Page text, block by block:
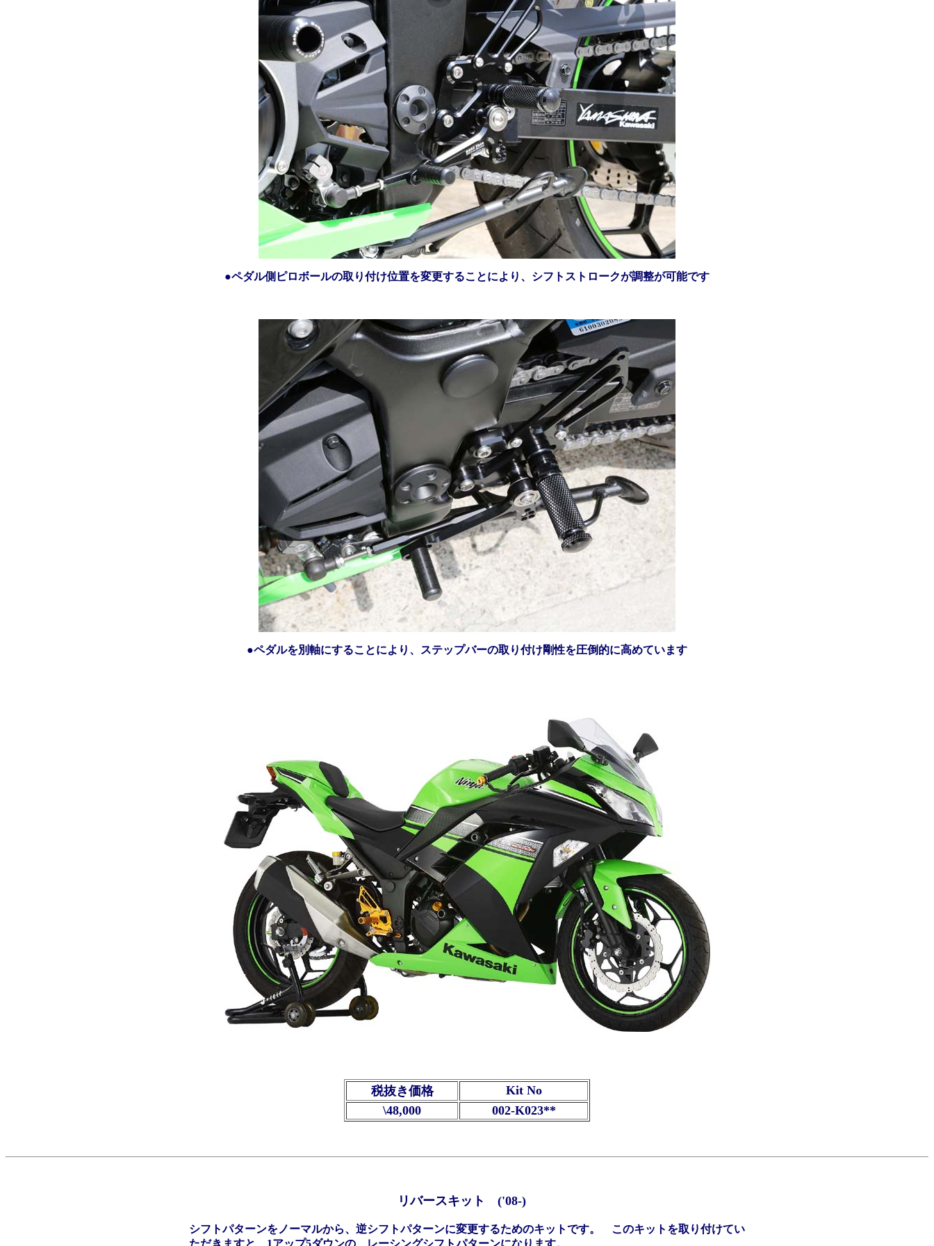
●ペダル側ピロボールの取り付け位置を変更することにより、シフトストロークが調整が可能です
●ペダルを別軸にすることにより、ステップバーの取り付け剛性を圧倒的に高めています
税抜き価格
Kit No
\48,000
002-K023**
リバースキット ('08-)
シフトパターンをノーマルから、逆シフトパターンに変更するためのキットです。 このキットを取り付けてい
ただきますと、1アップ5ダウンの、レーシングシフトパターンになります。